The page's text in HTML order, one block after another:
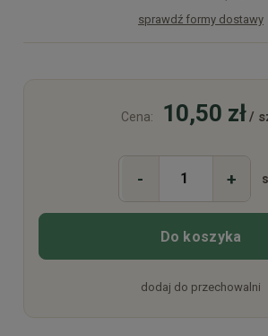
Cena nie zawiera ewentualnych kosztów
sprawdź formy dostawy
Cena: 10,50 zł/
- +
Do koszyka
dodaj do przechowalni